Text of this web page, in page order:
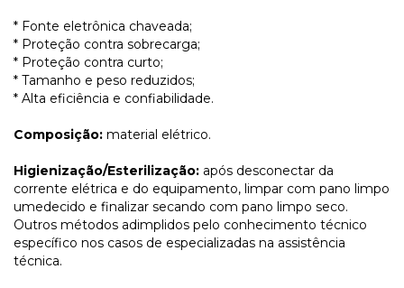
* Fonte eletrônica chaveada;
* Proteção contra sobrecarga;
* Proteção contra curto;
* Tamanho e peso reduzidos;
* Alta eficiência e confiabilidade.
Composição: material elétrico.
Higienização/Esterilização: após desconectar da
corrente elétrica e do equipamento, limpar com pano limpo
umedecido e finalizar secando com pano limpo seco.
Outros métodos adimplidos pelo conhecimento técnico
específico nos casos de especializadas na assistência
técnica.